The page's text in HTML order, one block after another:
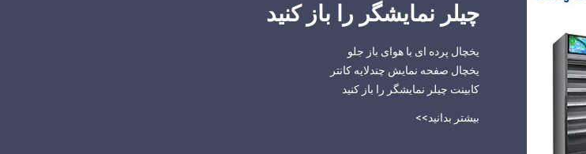
چیلر نمایشگر را باز کنید
یخچال پرده ای با هوای باز جلو
یخچال صفحه نمایش چندلایه کانتر
کابینت چیلر نمایشگر را باز کنید
بیشتر بدانید>>